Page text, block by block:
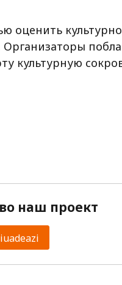
оценить
культурную
наш проект